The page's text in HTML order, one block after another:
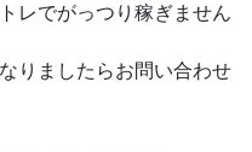
レでがっつり稼ぎません
りましたらお問い合わせ